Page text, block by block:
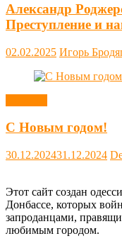
Александр
Преступление и
02.02.2025 Игорь
С Новым годом!
30.12.202431.12.2024
Этот сайт создан
Донбассе, которых
запроданцами,
любимым городом.